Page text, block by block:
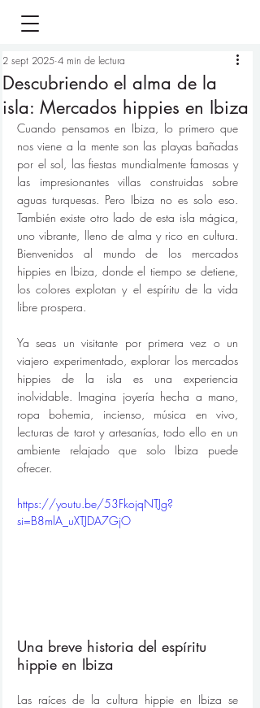
Descubriendo el alma de la
isla: Mercados hippies en Ibiza
2 sept 2025 4 min de lectura
Cuando pensamos en Ibiza, lo primero que
nos viene a la mente son las playas bañadas
por el sol, las fiestas mundialmente famosas y
las impresionantes villas construidas sobre
aguas turquesas. Pero Ibiza no es solo eso.
También existe otro lado de esta isla mágica,
uno vibrante, lleno de alma y rico en cultura.
Bienvenidos al mundo de los mercados
hippies en Ibiza, donde el tiempo se detiene,
los colores explotan y el espíritu de la vida
libre prospera.
Ya seas un visitante por primera vez o un
viajero experimentado, explorar los mercados
hippies de la isla es una experiencia
inolvidable. Imagina joyería hecha a mano,
ropa bohemia, incienso, música en vivo,
lecturas de tarot y artesanías, todo ello en un
ambiente relajado que solo Ibiza puede
ofrecer.
https://youtu.be/53FkojqNTJg?
si=B8mlA_uXTJDA7GjO
Una breve historia del espíritu
hippie en Ibiza
Las raíces de la cultura hippie en Ibiza se